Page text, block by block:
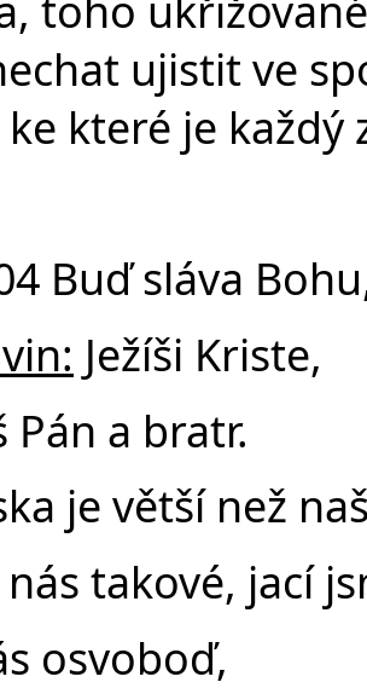
ujistit ve
které je každý
Buď sláva
Ježíši Kriste,
Pán a bratr.
je větší než
takové, jací
osvoboď,